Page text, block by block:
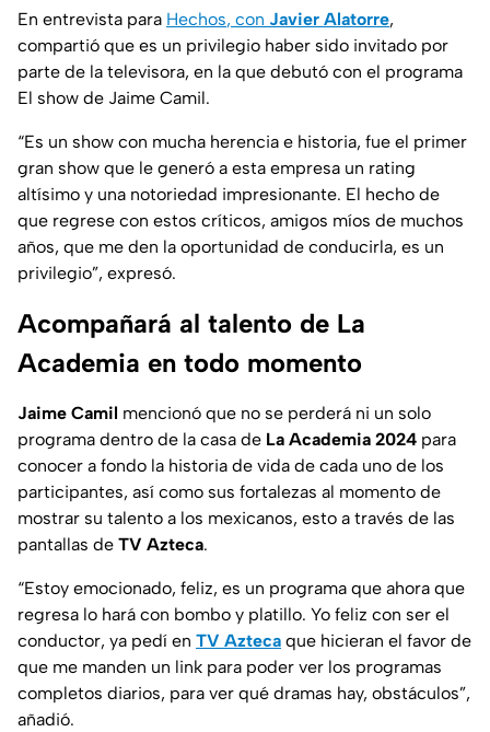
En entrevista para Hechos, con Javier Alatorre,
compartió que es un privilegio haber sido invitado por
parte de la televisora, en la que debutó con el programa
El show de Jaime Camil.
“Es un show con mucha herencia e historia, fue el primer
gran show que le generó a esta empresa un rating
altísimo y una notoriedad impresionante. El hecho de
que regrese con estos críticos, amigos míos de muchos
años, que me den la oportunidad de conducirla, es un
privilegio”, expresó.
Acompañará al talento de La
Academia en todo momento
Jaime Camil mencionó que no se perderá ni un solo
programa dentro de la casa de La Academia 2024 para
conocer a fondo la historia de vida de cada uno de los
participantes, así como sus fortalezas al momento de
mostrar su talento a los mexicanos, esto a través de las
pantallas de TV Azteca.
“Estoy emocionado, feliz, es un programa que ahora que
regresa lo hará con bombo y platillo. Yo feliz con ser el
conductor, ya pedí en TV Azteca que hicieran el favor de
que me manden un link para poder ver los programas
completos diarios, para ver qué dramas hay, obstáculos”,
añadió.